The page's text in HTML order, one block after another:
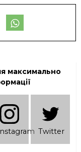
максимально
Twitter